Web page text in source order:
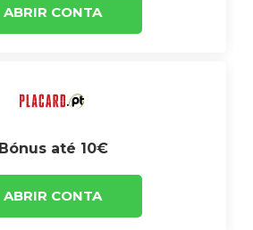
ABRIR CONTA
Bónus até 10€
ABRIR CONTA